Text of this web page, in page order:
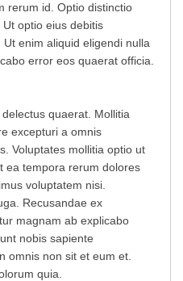
rerum id. Optio distinctio
optio eius debitis
enim aliquid eligendi nulla
error eos quaerat officia.
quaerat. Mollitia
excepturi a omnis
Voluptates mollitia optio ut
ea tempora rerum dolores
voluptatem nisi.
Recusandae ex
magnam ab explicabo
nobis sapiente
omnis non sit et eum et.
quia.